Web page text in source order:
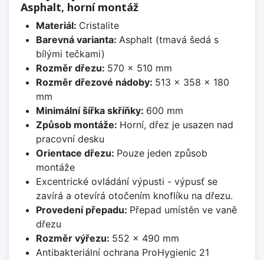
Asphalt, horní montáž
Materiál: Cristalite
Barevná varianta: Asphalt (tmavá šedá s
bílými tečkami)
Rozměr dřezu: 570 x 510 mm
Rozměr dřezové nádoby: 513 x 358 x 180
mm
Minimální šířka skříňky: 600 mm
Způsob montáže: Horní, dřez je usazen nad
pracovní desku
Orientace dřezu: Pouze jeden způsob
montáže
Excentrické ovládání výpusti - výpusť se
zavírá a otevírá otočením knoflíku na dřezu.
Provedení přepadu: Přepad umístěn ve vaně
dřezu
Rozměr výřezu: 552 x 490 mm
Antibakteriální ochrana ProHygienic 21